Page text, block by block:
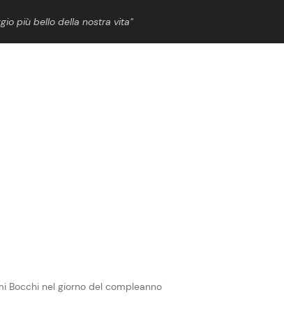
più bello della nostra vita”
Bocchi nel giorno del compleanno